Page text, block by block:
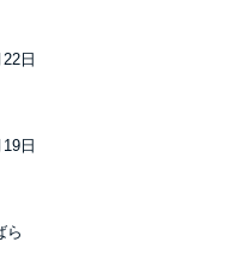
日
日
ら